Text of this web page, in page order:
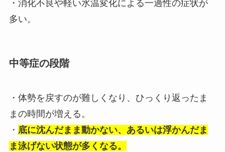
・消化不良や軽い水温変化による一過性の症状が
多い。
中等症の段階
・体勢を戻すのが難しくなり、ひっくり返ったま
まの時間が増える。
・ 底に沈んだまま動かない、あるいは浮かんだま
ま泳げない状態が多くなる。